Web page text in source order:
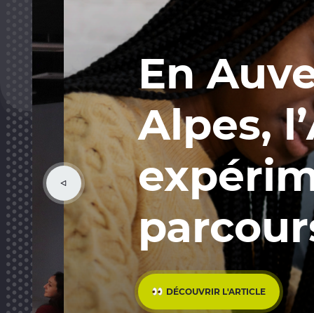
En
Alpes,
DÉCOUVRIR L'ARTICLE